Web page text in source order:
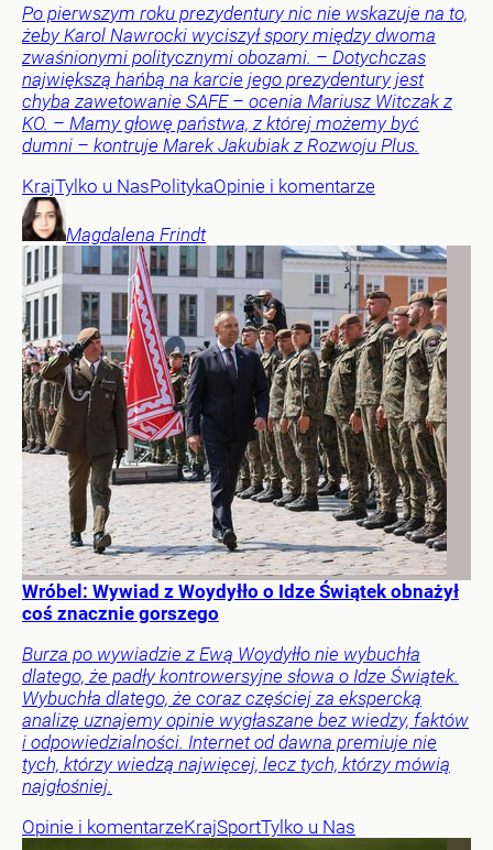
Po pierwszym roku prezydentury nic nie wskazuje na to,
żeby Karol Nawrocki wyciszył spory między dwoma
zwaśnionymi politycznymi obozami. – Dotychczas
największą hańbą na karcie jego prezydentury jest
chyba zawetowanie SAFE – ocenia Mariusz Witczak z
KO. – Mamy głowę państwa, z której możemy być
dumni – kontruje Marek Jakubiak z Rozwoju Plus.
KrajTylko u NasPolitykaOpinie i komentarze
Magdalena Frindt
Wróbel: Wywiad z Woydyłło o Idze Świątek obnażył
coś znacznie gorszego
Burza po wywiadzie z Ewą Woydyłło nie wybuchła
dlatego, że padły kontrowersyjne słowa o Idze Świątek.
Wybuchła dlatego, że coraz częściej za ekspercką
analizę uznajemy opinie wygłaszane bez wiedzy, faktów
i odpowiedzialności. Internet od dawna premiuje nie
tych, którzy wiedzą najwięcej, lecz tych, którzy mówią
najgłośniej.
Opinie i komentarzeKrajSportTylko u Nas